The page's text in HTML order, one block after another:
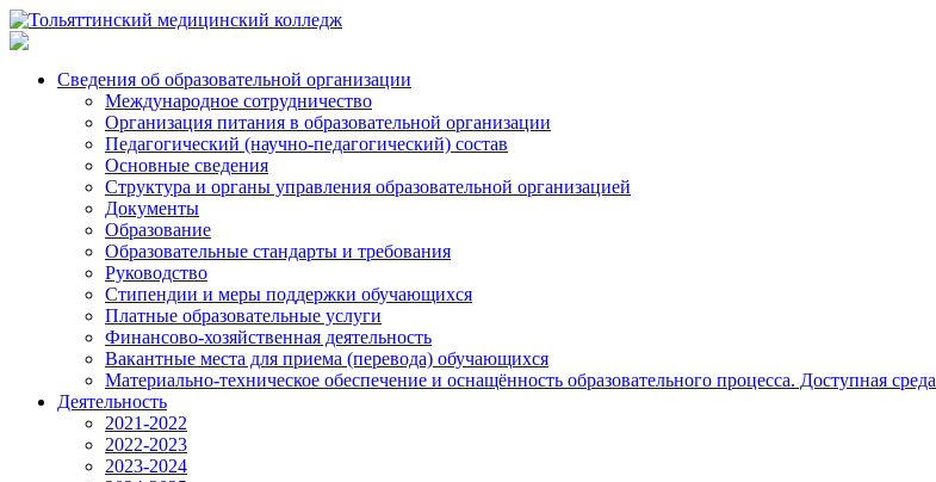
Сведения об образовательной организации
Международное сотрудничество
Организация питания в образовательной организации
Педагогический (научно-педагогический) состав
Основные сведения
Структура и органы управления образовательной организацией
Документы
Образование
Образовательные стандарты и требования
Руководство
Стипендии и меры поддержки обучающихся
Платные образовательные услуги
Финансово-хозяйственная деятельность
Вакантные места для приема (перевода) обучающихся
Материально-техническое обеспечение и оснащённость образовательного процесса. Доступная среда
Деятельность
2021-2022
2022-2023
2023-2024